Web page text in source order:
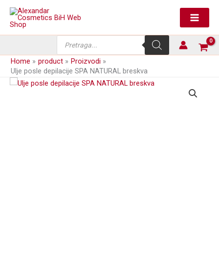
Skip
content
search
Home product
Proizvodi
Ulje posle depilacije SPA NATURAL breskva
SPA
NATURAL
breskva